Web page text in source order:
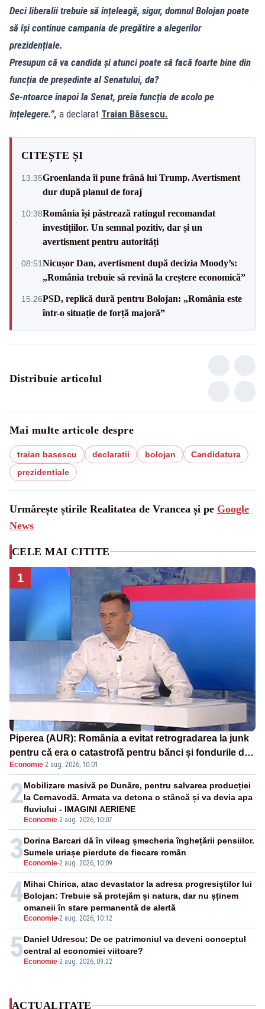
Deci liberalii trebuie să înțeleagă, sigur, domnul Bolojan poate
să își continue campania de pregătire a alegerilor
prezidențiale.
Presupun că va candida și atunci poate să facă foarte bine din
funcția de președinte al Senatului, da?
Se-ntoarce înapoi la Senat, preia funcția de acolo pe
înțelegere.”, a declarat Traian Băsescu.
CITEȘTE ȘI
13:35Groenlanda îi pune frână lui Trump. Avertisment
dur după planul de foraj
10:38România își păstrează ratingul recomandat
investițiilor. Un semnal pozitiv, dar și un
avertisment pentru autorități
08:51Nicușor Dan, avertisment după decizia Moody’s:
„România trebuie să revină la creștere economică”
15:26PSD, replică dură pentru Bolojan: „România este
într-o situație de forță majoră”
Distribuie articolul
Mai multe articole despre
traian basescu declaratii bolojan
Candidatura
prezidentiale
Urmărește știrile Realitatea de Vrancea și pe Google
News
CELE MAI CITITE
1
Piperea (AUR): România a evitat retrogradarea la junk
pentru că era o catastrofă pentru bănci și fondurile de
pensii
Economie·2 aug. 2026, 10:01
2
Economie-2 aug. 2026, 10:07
Mobilizare masivă pe Dunăre, pentru salvarea producției
la Cernavodă. Armata va detona o stâncă și va devia apa
fluviului - IMAGINI AERIENE
3 Economie-2 aug. 2026, 10:09
Dorina Barcari dă în vileag șmecheria înghețării pensiilor.
Sumele uriașe pierdute de fiecare român
4
Economie-2 aug. 2026, 10:12
Mihai Chirica, atac devastator la adresa progresiștilor lui
Bolojan: Trebuie să protejăm și natura, dar nu șținem
omaneii în stare permanentă de alertă
5 Economie-2 aug. 2026, 09:22
Daniel Udrescu: De ce patrimoniul va deveni conceptul
central al economiei viitoare?
ACTUALITATE